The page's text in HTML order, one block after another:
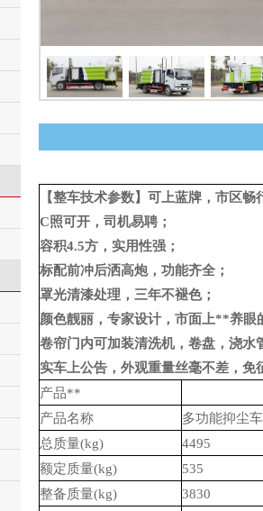
【整车技术参数】可上蓝牌，市区畅
C照可开，司机易聘；
容积4.5方，实用性强；
标配前冲后洒高炮，功能齐全；
罩光清漆处理，三年不褪色；
颜色靓丽，专家设计，市面上**养眼
卷帘门内可加装清洗机，卷盘，浇水
实车上公告，外观重量丝毫不差，免
产品**
产品名称
多功能抑尘车
总质量(kg) 4495
额定质量(kg) 535
整备质量(kg) 3830